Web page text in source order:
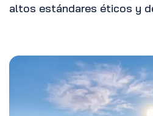
altos estándares éticos y